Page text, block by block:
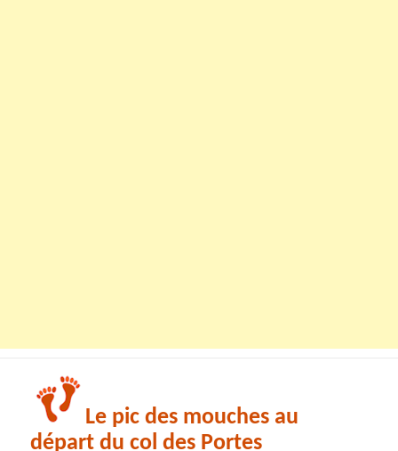
Le pic des mouches au
départ du col des Portes